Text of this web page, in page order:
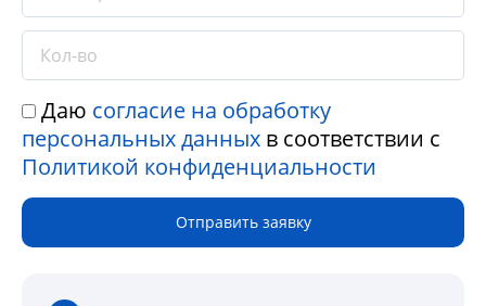
Даю согласие на обработку
персональных данных в соответствии с
Политикой конфиденциальности
Отправить заявку